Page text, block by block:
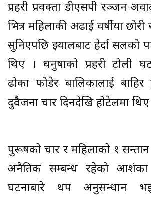
प्रहरी प्रवक्ता डीएसपी रञ्जन
भित्र महिलाकी अढाई वर्षीया
सुनिएपछि झ्यालबाट हेर्दा सलको
थिए । धनुषाको प्रहरी टोली
ढोका फोडेर बालिकालाई
दुवैजना चार दिनदेखि होटेलमा थिए
पुरूषको चार र महिलाको १
अनैतिक सम्बन्ध रहेको
घटनाबारे थप अनुसन्धान